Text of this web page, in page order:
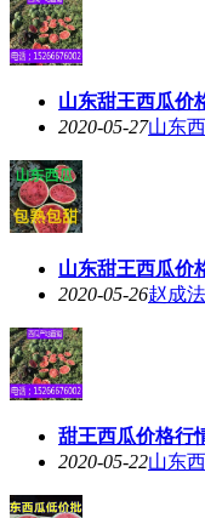
山东甜王西瓜价
2020-05-27山东
山东甜王西瓜价
2020-05-26赵成法
甜王西瓜价格行
2020-05-22山东